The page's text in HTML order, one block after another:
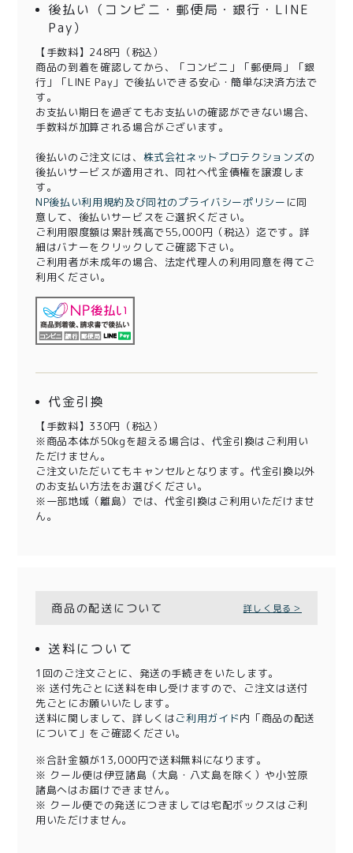
後払い（コンビニ・郵便局・銀行・LINE
Pay）
【手数料】248円（税込）
商品の到着を確認してから、「コンビニ」「郵便局」「銀
行」「LINE Pay」で後払いできる安心・簡単な決済方法で
す。
お支払い期日を過ぎてもお支払いの確認ができない場合、
手数料が加算される場合がございます。
後払いのご注文には、 株式会社ネットプロテクションズの
後払いサービスが適用され、同社へ代金債権を譲渡しま
す。
NP後払い利用規約及び同社のプライバシーポリシー に同
意して、後払いサービスをご選択ください。
ご利用限度額は累計残高で55,000円（税込）迄です。詳
細はバナーをクリックしてご確認下さい。
ご利用者が未成年の場合、法定代理人の利用同意を得てご
利用ください。
代金引換
【手数料】330円（税込）
※商品本体が50kgを超える場合は、代金引換はご利用い
ただけません。
ご注文いただいてもキャンセルとなります。代金引換以外
のお支払い方法をお選びください。
※一部地域（離島）では、代金引換はご利用いただけませ
ん。
商品の配送について 詳しく見る＞
送料について
1回のご注文ごとに、発送の手続きをいたします。
※ 送付先ごとに送料を申し受けますので、ご注文は送付
先ごとにお願いいたします。
送料に関しまして、詳しくはご利用ガイド内「商品の配送
について」をご確認ください。
※合計金額が13,000円で送料無料になります。
※ クール便は伊豆諸島（大島・八丈島を除く）や小笠原
諸島へはお届けできません。
※ クール便での発送につきましては宅配ボックスはご利
用いただけません。